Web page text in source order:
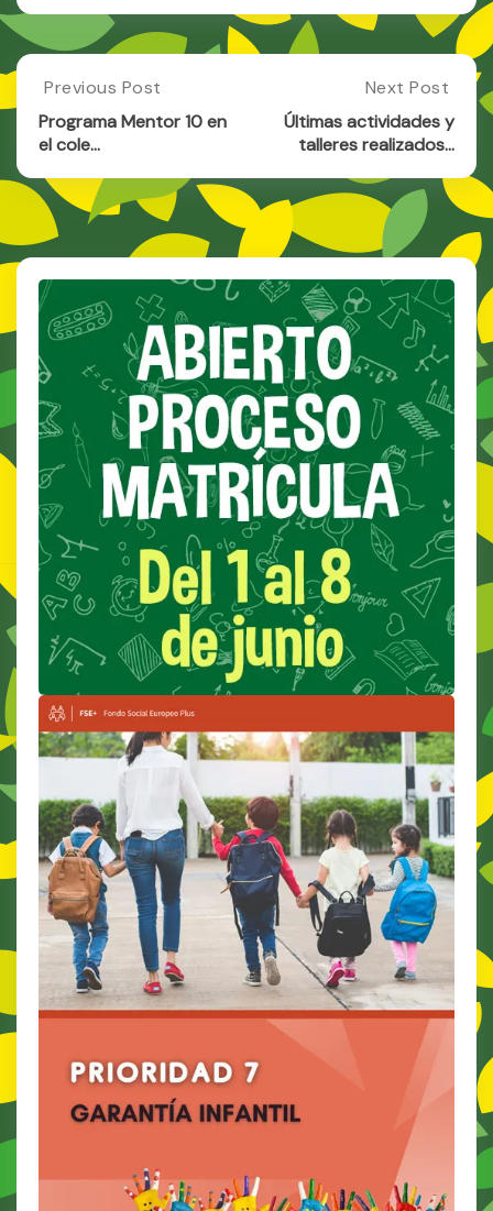
alumnos: REUNIÓN
TRÁNSITO INFANTIL-
informamos a…
Post
navigation
Previous
Post:
Programa
10
En
El
Cole…
Previous Post
Programa Mentor 10 en
el cole…
Next
Post:
Últimas
Y
Talleres
Realizados…
Next Post
Últimas actividades y
talleres realizados…